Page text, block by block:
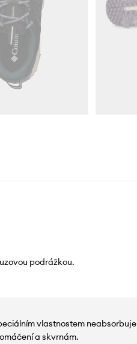
podrážkou.
vlastnostem neabsorbuje
a skvrnám.